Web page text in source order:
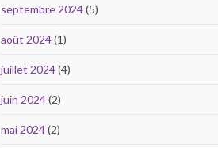
septembre 2024(5)
août 2024(1)
juillet 2024(4)
juin 2024(2)
mai 2024(2)